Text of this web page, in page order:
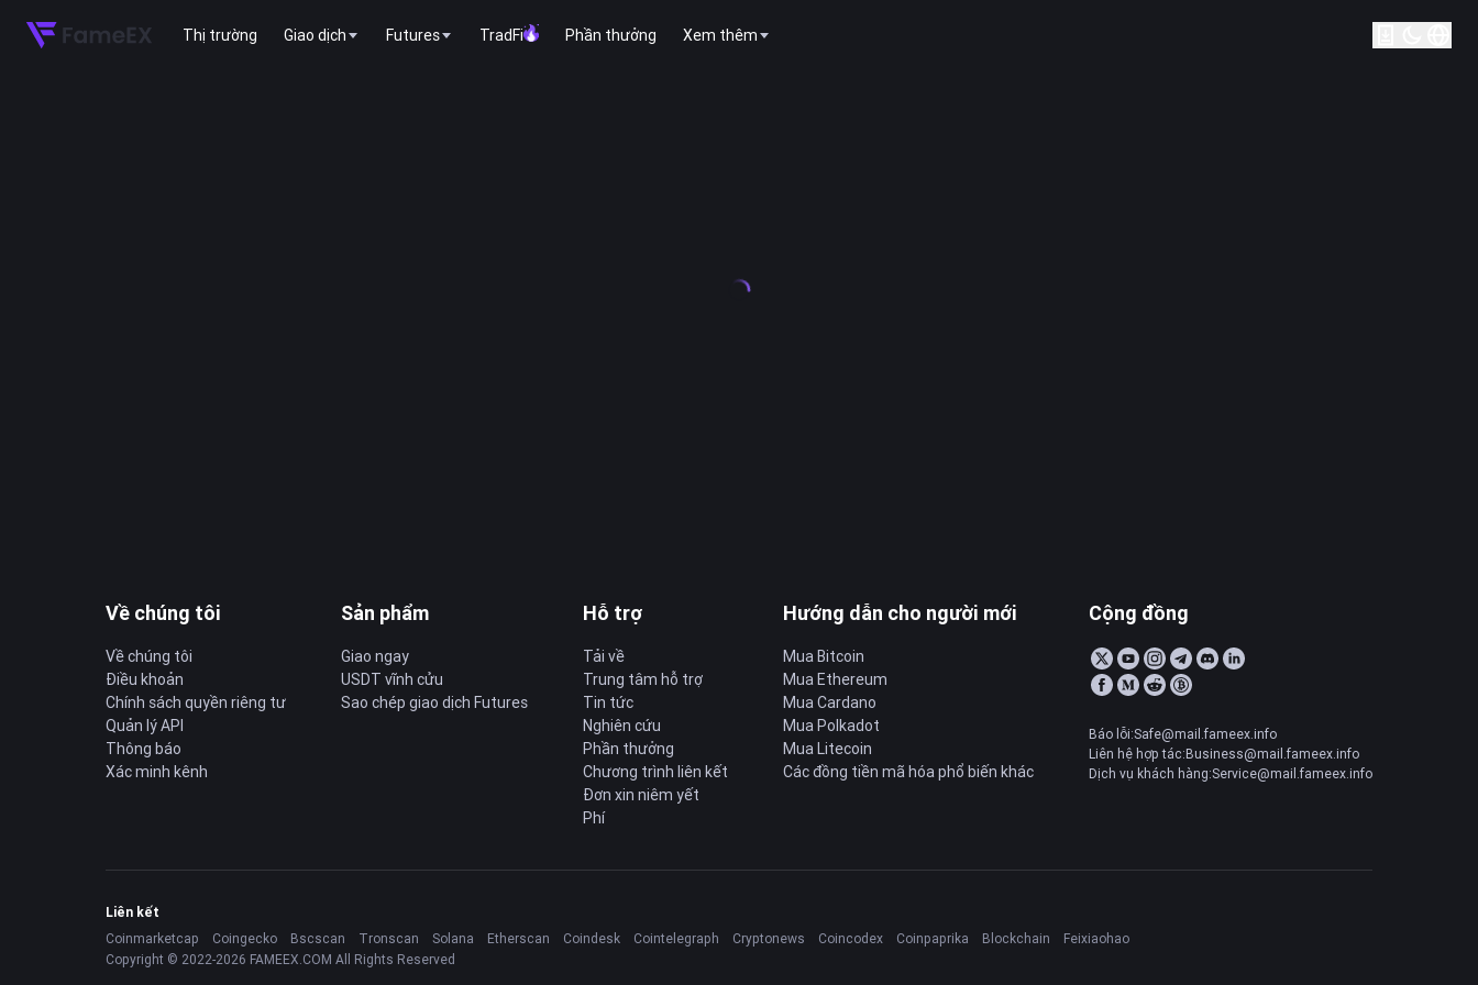
Thị trường Giao dịch Futures TradFi Phần thưởng Xem thêm
Về chúng tôi
Về chúng tôi
Điều khoản
Chính sách quyền riêng tư
Quản lý API
Thông báo
Xác minh kênh
Sản phẩm
Giao ngay
USDT vĩnh cửu
Sao chép giao dịch Futures
Hỗ trợ
Tải về
Trung tâm hỗ trợ
Tin tức
Nghiên cứu
Phần thưởng
Chương trình liên kết
Đơn xin niêm yết
Phí
Hướng dẫn cho người mới
Mua Bitcoin
Mua Ethereum
Mua Cardano
Mua Polkadot
Mua Litecoin
Các đồng tiền mã hóa phổ biến khác
Cộng đồng
Báo lỗi:Safe@mail.fameex.info
Liên hệ hợp tác:Business@mail.fameex.info
Dịch vụ khách hàng:Service@mail.fameex.info
Liên kết
Coinmarketcap
Coingecko Bscscan Tronscan Solana Etherscan Coindesk Cointelegraph Cryptonews Coincodex Coinpaprika Blockchain
Feixiaohao
Copyright © 2022-2026 FAMEEX.COM All Rights Reserved